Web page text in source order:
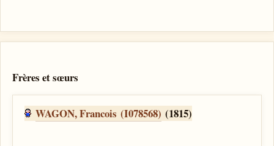
Frères et sœurs
WAGON, Francois (I078568) (1815)